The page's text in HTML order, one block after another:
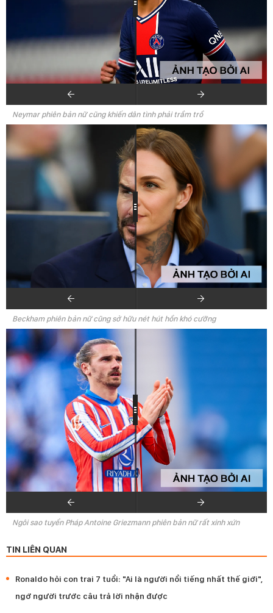
Neymar phiên bản nữ cũng khiến dân tình phải trầm trồ
Beckham phiên bản nữ cũng sở hữu nét hút hồn khó cưỡng
Ngôi sao tuyển Pháp Antoine Griezmann phiên bản nữ rất xinh xứn
TIN LIÊN QUAN
Ronaldo hỏi con trai 7 tuổi: "Ai là người nổi tiếng nhất thế giới",
ngớ người trước câu trả lời nhận được